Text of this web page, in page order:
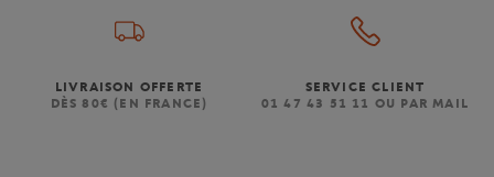
LIVRAISON OFFERTE
DÈS 80€ (EN FRANCE)
SERVICE CLIENT
01 47 43 51 11 OU PAR MAIL